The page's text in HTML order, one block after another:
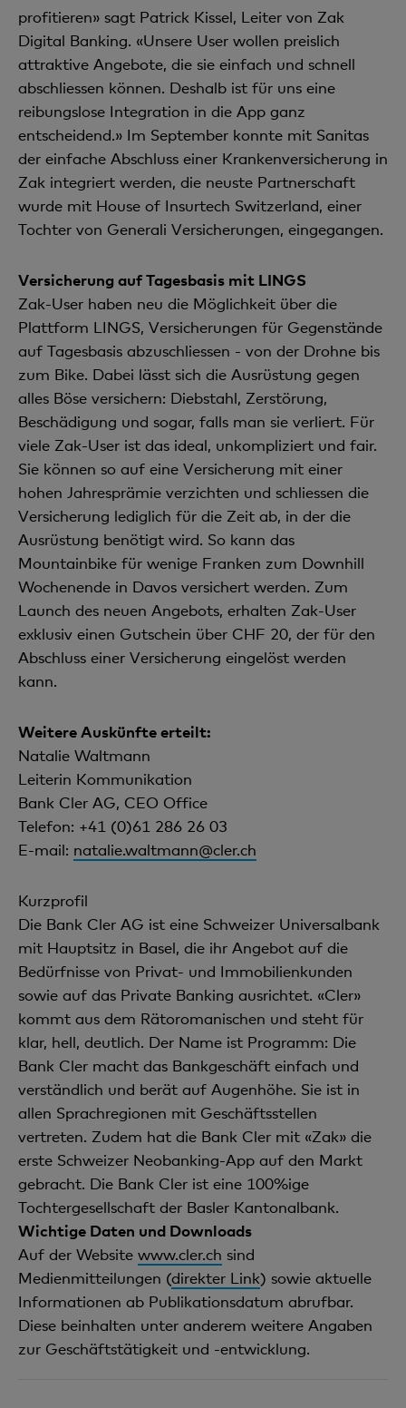
profitieren» sagt Patrick Kissel, Leiter von Zak
Digital Banking. «Unsere User wollen preislich
attraktive Angebote, die sie einfach und schnell
abschliessen können. Deshalb ist für uns eine
reibungslose Integration in die App ganz
entscheidend.» Im September konnte mit Sanitas
der einfache Abschluss einer Krankenversicherung in
Zak integriert werden, die neuste Partnerschaft
wurde mit House of Insurtech Switzerland, einer
Tochter von Generali Versicherungen, eingegangen.
Versicherung auf Tagesbasis mit LINGS
Zak-User haben neu die Möglichkeit über die
Plattform LINGS, Versicherungen für Gegenstände
auf Tagesbasis abzuschliessen - von der Drohne bis
zum Bike. Dabei lässt sich die Ausrüstung gegen
alles Böse versichern: Diebstahl, Zerstörung,
Beschädigung und sogar, falls man sie verliert. Für
viele Zak-User ist das ideal, unkompliziert und fair.
Sie können so auf eine Versicherung mit einer
hohen Jahresprämie verzichten und schliessen die
Versicherung lediglich für die Zeit ab, in der die
Ausrüstung benötigt wird. So kann das
Mountainbike für wenige Franken zum Downhill
Wochenende in Davos versichert werden. Zum
Launch des neuen Angebots, erhalten Zak-User
exklusiv einen Gutschein über CHF 20, der für den
Abschluss einer Versicherung eingelöst werden
kann.
Weitere Auskünfte erteilt:
Natalie Waltmann
Leiterin Kommunikation
Bank Cler AG, CEO Office
Telefon: +41 (0)61 286 26 03
E-mail: natalie.waltmann@cler.ch
Kurzprofil
Die Bank Cler AG ist eine Schweizer Universalbank
mit Hauptsitz in Basel, die ihr Angebot auf die
Bedürfnisse von Privat- und Immobilienkunden
sowie auf das Private Banking ausrichtet. «Cler»
kommt aus dem Rätoromanischen und steht für
klar, hell, deutlich. Der Name ist Programm: Die
Bank Cler macht das Bankgeschäft einfach und
verständlich und berät auf Augenhöhe. Sie ist in
allen Sprachregionen mit Geschäftsstellen
vertreten. Zudem hat die Bank Cler mit «Zak» die
erste Schweizer Neobanking-App auf den Markt
gebracht. Die Bank Cler ist eine 100%ige
Tochtergesellschaft der Basler Kantonalbank.
Wichtige Daten und Downloads
Auf der Website www.cler.ch sind
Medienmitteilungen (direkter Link) sowie aktuelle
Informationen ab Publikationsdatum abrufbar.
Diese beinhalten unter anderem weitere Angaben
zur Geschäftstätigkeit und -entwicklung.